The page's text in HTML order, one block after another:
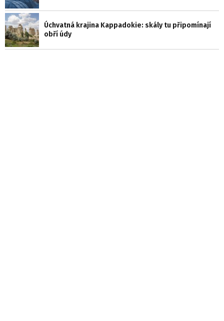
Úchvatná krajina Kappadokie: skály tu připomínají
obří údy